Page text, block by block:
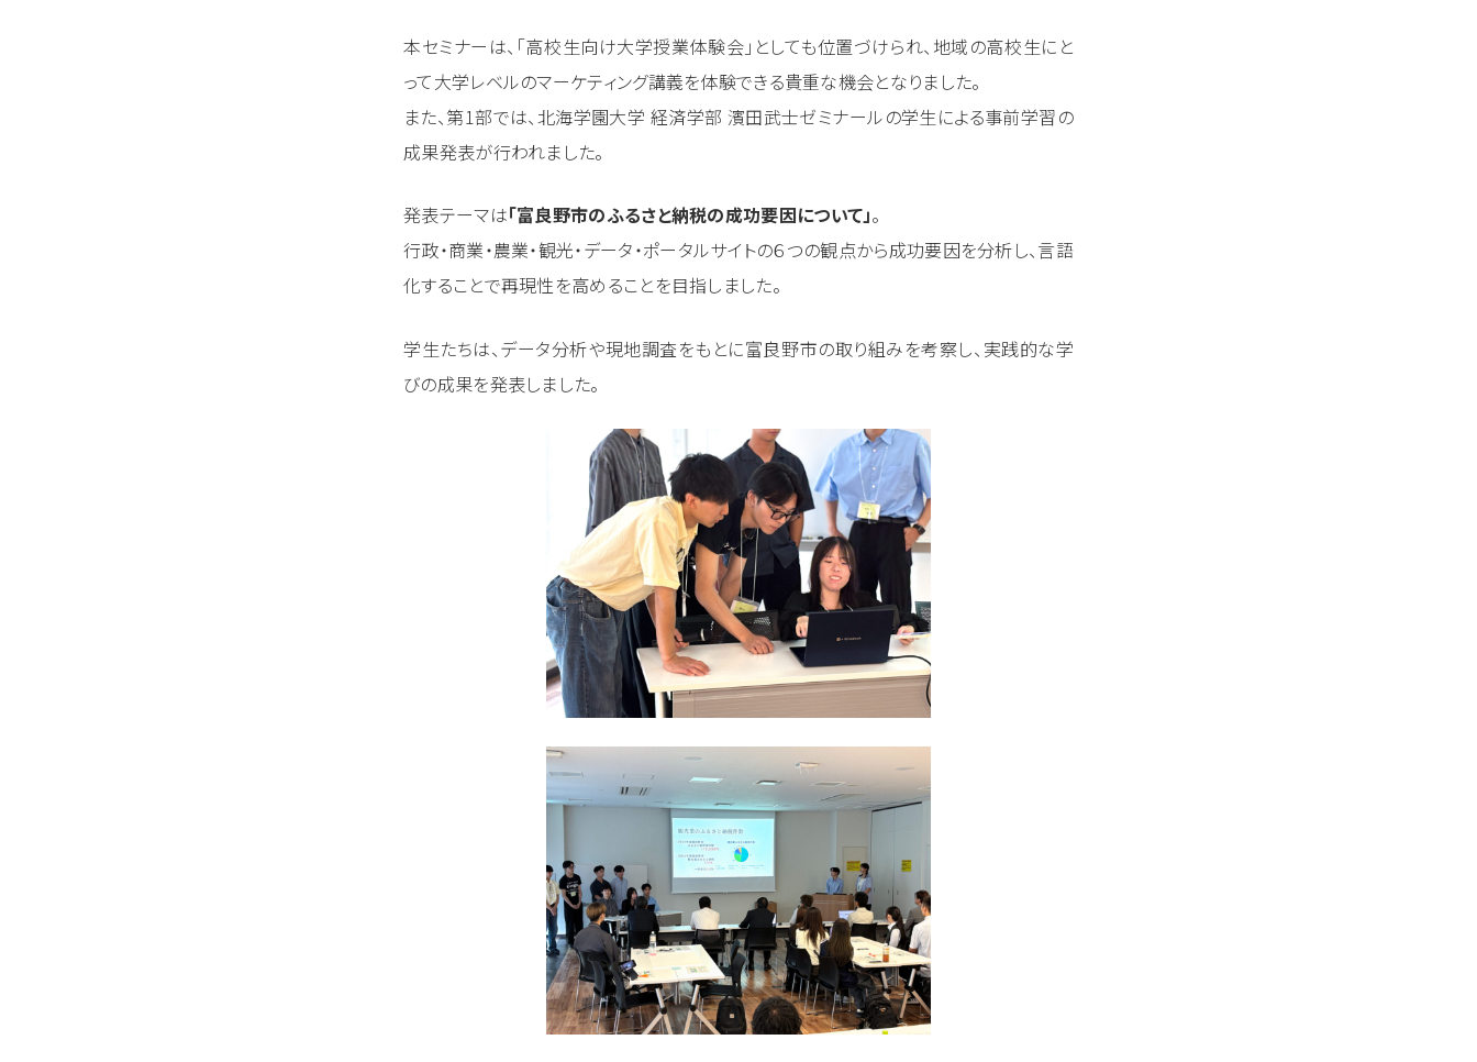
本セミナーは、「高校生向け大学授業体験会」としても位置づけられ、地域の高校生にと
って大学レベルのマーケティング講義を体験できる貴重な機会となりました。
また、第1部では、北海学園大学 経済学部 濱田武士ゼミナールの学生による事前学習の
成果発表が行われました。
発表テーマは「富良野市のふるさと納税の成功要因について」。
行政・商業・農業・観光・データ・ポータルサイトの６つの観点から成功要因を分析し、言語
化することで再現性を高めることを目指しました。
学生たちは、データ分析や現地調査をもとに富良野市の取り組みを考察し、実践的な学
びの成果を発表しました。